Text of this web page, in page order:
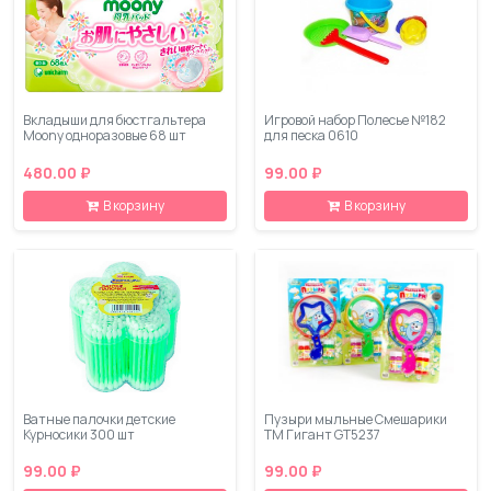
Вкладыши для бюстгальтера
Moony одноразовые 68 шт
480.00 ₽
В корзину
Игровой набор Полесье №182
для песка 0610
99.00 ₽
В корзину
Ватные палочки детские
Курносики 300 шт
99.00 ₽
Пузыри мыльные Смешарики
ТМ Гигант GT5237
99.00 ₽